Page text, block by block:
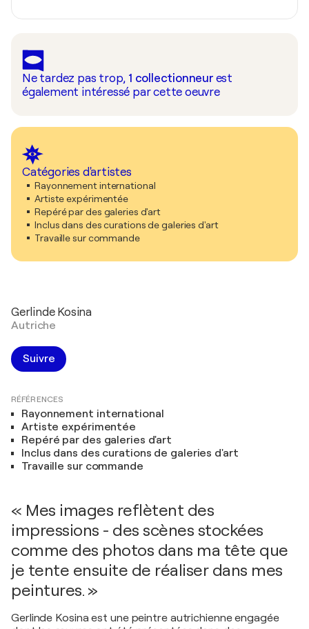
Ne tardez pas trop, 1 collectionneur est
également intéressé par cette oeuvre
Catégories d'artistes
Rayonnement international
Artiste expérimentée
Repéré par des galeries d'art
Inclus dans des curations de galeries d'art
Travaille sur commande
Gerlinde Kosina
Autriche
Suivre
RÉFÉRENCES
Rayonnement international
Artiste expérimentée
Repéré par des galeries d'art
Inclus dans des curations de galeries d'art
Travaille sur commande
« Mes images reflètent des
impressions - des scènes stockées
comme des photos dans ma tête que
je tente ensuite de réaliser dans mes
peintures. »
Gerlinde Kosina est une peintre autrichienne engagée